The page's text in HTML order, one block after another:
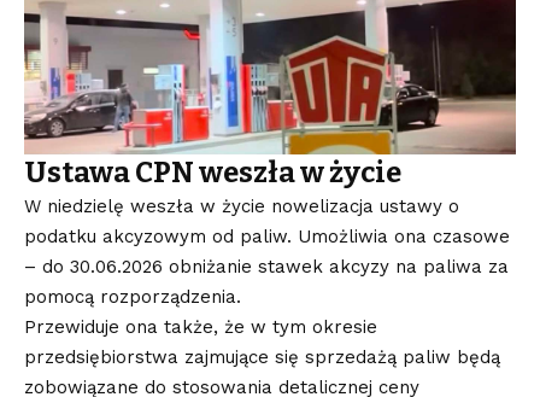
Ustawa CPN weszła w życie
W niedzielę weszła w życie nowelizacja ustawy o
podatku akcyzowym od paliw. Umożliwia ona czasowe
– do 30.06.2026 obniżanie stawek akcyzy na paliwa za
pomocą rozporządzenia.
Przewiduje ona także, że w tym okresie
przedsiębiorstwa zajmujące się sprzedażą paliw będą
zobowiązane do stosowania detalicznej ceny